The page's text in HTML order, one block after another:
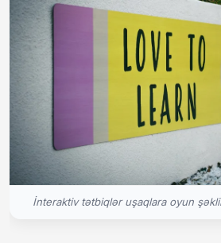
İnteraktiv tətbiqlər uşaqlara oyun